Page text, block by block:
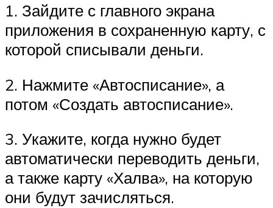
1. Зайдите с главного экрана
приложения в сохраненную карту, с
которой списывали деньги.
2. Нажмите «Автосписание», а
потом «Создать автосписание».
3. Укажите, когда нужно будет
автоматически переводить деньги,
а также карту «Халва», на которую
они будут зачисляться.